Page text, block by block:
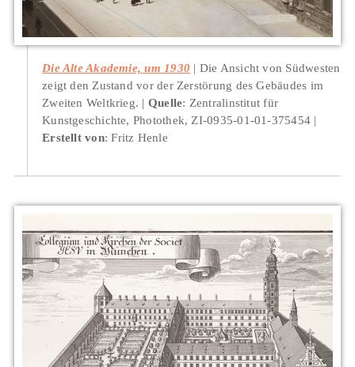
Die Alte Akademie, um 1930
Die Ansicht von Südwesten
zeigt den Zustand vor der Zerstörung des Gebäudes im
Zweiten Weltkrieg.
Quelle: Zentralinstitut für
Kunstgeschichte, Photothek, ZI-0935-01-01-375454
Erstellt von: Fritz Henle